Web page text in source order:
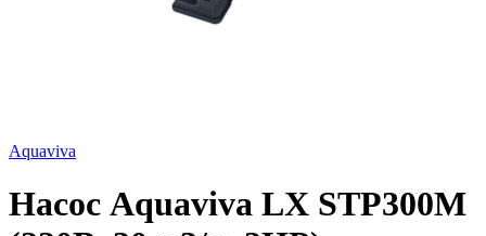
Aquaviva
Насос Aquaviva LX STP300M